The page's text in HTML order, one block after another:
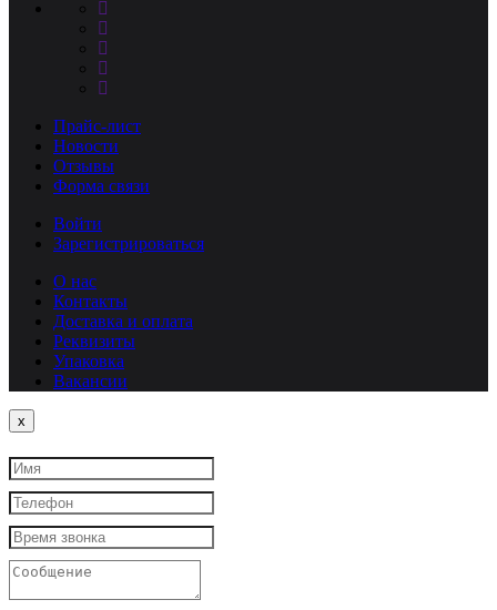
Прайс-лист
Новости
Отзывы
Форма связи
Войти
Зарегистрироваться
О нас
Контакты
Доставка и оплата
Реквизиты
Упаковка
Вакансии
x